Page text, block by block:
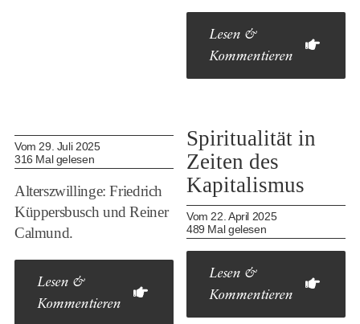
Lesen &
Kommentieren
Vom 29. Juli 2025
316 Mal gelesen
Alterszwillinge: Friedrich
Küppersbusch und Reiner
Calmund.
Lesen &
Kommentieren
Spiritualität in
Zeiten des
Kapitalismus
Vom 22. April 2025
489 Mal gelesen
Lesen &
Kommentieren